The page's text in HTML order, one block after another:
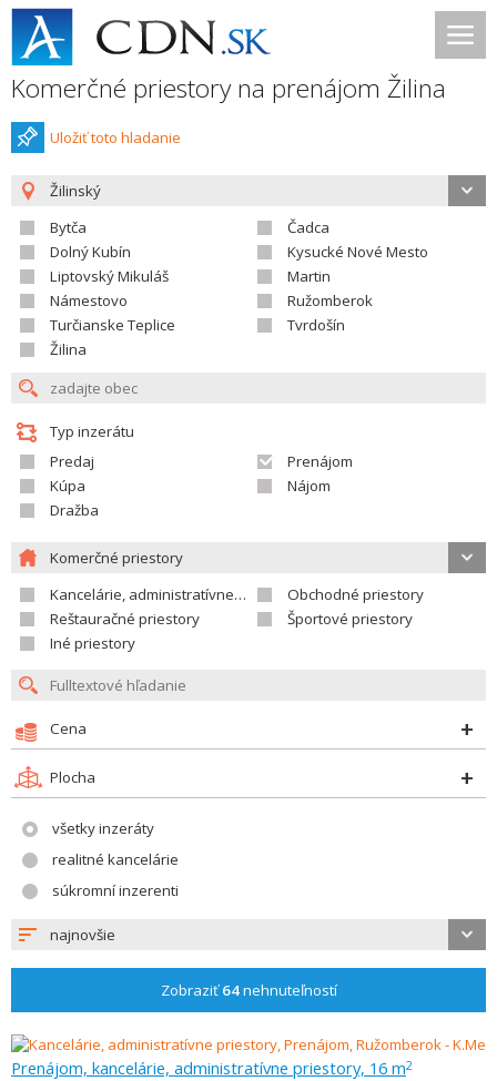
Komerčné priestory na prenájom Žilina
Uložiť toto hladanie
Žilinský
Bytča
Čadca
Dolný Kubín
Kysucké Nové Mesto
Liptovský Mikuláš
Martin
Námestovo
Ružomberok
Turčianske Teplice
Tvrdošín
Žilina
Typ inzerátu
Predaj
Prenájom
Kúpa
Nájom
Dražba
Komerčné priestory
Kancelárie, administratívne priestory
Obchodné priestory
Reštauračné priestory
Športové priestory
Iné priestory
Cena
Plocha
všetky inzeráty
realitné kancelárie
súkromní inzerenti
najnovšie
Zobraziť64nehnuteľností
Prenájom, kancelárie, administratívne priestory, 16 m2